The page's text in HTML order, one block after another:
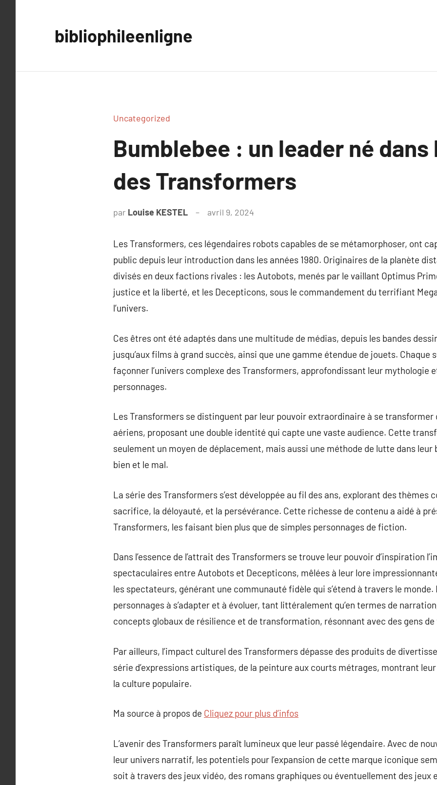
bibliophileenligne
Uncategorized
Bumblebee : un leader né dans
des Transformers
par Louise KESTEL avril 9, 2024
Les Transformers, ces légendaires robots capables de se métamorphoser, ont
public depuis leur introduction dans les années 1980. Originaires de la planète
divisés en deux factions rivales : les Autobots, menés par le vaillant Optimus
justice et la liberté, et les Decepticons, sous le commandement du terrifiant
l’univers.
Ces êtres ont été adaptés dans une multitude de médias, depuis les bandes
jusqu’aux films à grand succès, ainsi que une gamme étendue de jouets. Chaque
façonner l’univers complexe des Transformers, approfondissant leur mythologie
personnages.
Les Transformers se distinguent par leur pouvoir extraordinaire à se transformer
aériens, proposant une double identité qui capte une vaste audience. Cette
seulement un moyen de déplacement, mais aussi une méthode de lutte dans
bien et le mal.
La série des Transformers s’est développée au fil des ans, explorant des thèmes
sacrifice, la déloyauté, et la persévérance. Cette richesse de contenu a aidé à
Transformers, les faisant bien plus que de simples personnages de fiction.
Dans l’essence de l’attrait des Transformers se trouve leur pouvoir d’inspiration
spectaculaires entre Autobots et Decepticons, mêlées à leur lore
les spectateurs, générant une communauté fidèle qui s’étend à travers le
personnages à s’adapter et à évoluer, tant littéralement qu’en termes de
concepts globaux de résilience et de transformation, résonnant avec des gens
Par ailleurs, l’impact culturel des Transformers dépasse des produits de
série d’expressions artistiques, de la peinture aux courts métrages, montrant
la culture populaire.
Ma source à propos de Cliquez pour plus d’infos
L’avenir des Transformers paraît lumineux que leur passé légendaire. Avec de
leur univers narratif, les potentiels pour l’expansion de cette marque iconique
soit à travers des jeux vidéo, des romans graphiques ou éventuellement des jeux